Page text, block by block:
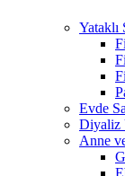
Yataklı
Evde
Diyaliz
Anne